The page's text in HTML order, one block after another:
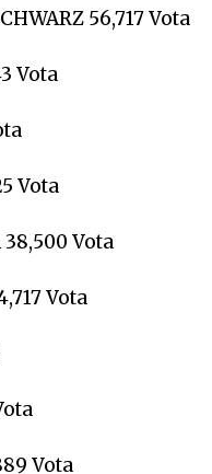
56,717 Vota
Vota
Vota
Vota
Vota
Vota